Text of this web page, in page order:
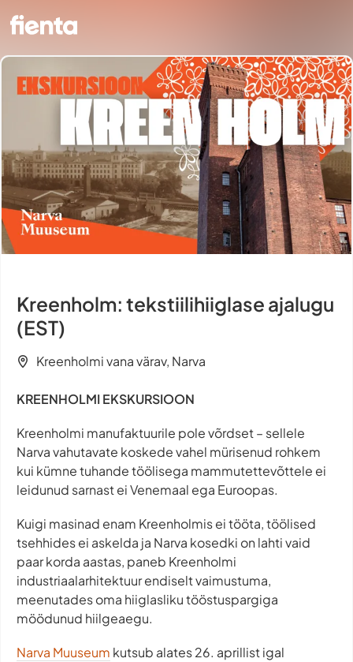
Kreenholm: tekstiilihiiglase ajalugu
(EST)
Kreenholmi vana värav, Narva
KREENHOLMI EKSKURSIOON
Kreenholmi manufaktuurile pole võrdset – sellele
Narva vahutavate koskede vahel mürisenud rohkem
kui kümne tuhande töölisega mammutettevõttele ei
leidunud sarnast ei Venemaal ega Euroopas.
Kuigi masinad enam Kreenholmis ei tööta, töölised
tsehhides ei askelda ja Narva kosedki on lahti vaid
paar korda aastas, paneb Kreenholmi
industriaalarhitektuur endiselt vaimustuma,
meenutades oma hiiglasliku tööstuspargiga
möödunud hiilgeaegu.
Narva Muuseum kutsub alates 26. aprillist igal